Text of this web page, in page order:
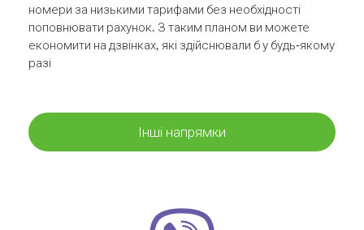
номери за низькими тарифами без необхідності
поповнювати рахунок. З таким планом ви можете
економити на дзвінках, які здійснювали б у будь-якому
разі
Інші напрямки